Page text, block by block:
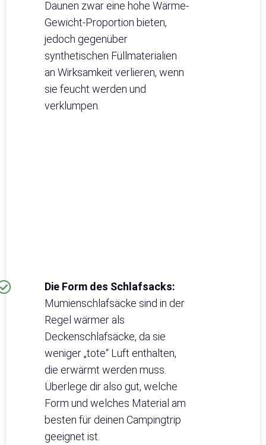
Daunen zwar eine hohe Wärme-
Gewicht-Proportion bieten,
jedoch gegenüber
synthetischen Füllmaterialien
an Wirksamkeit verlieren, wenn
sie feucht werden und
verklumpen.
Die Form des Schlafsacks:
Mumienschlafsäcke sind in der
Regel wärmer als
Deckenschlafsäcke, da sie
weniger „tote“ Luft enthalten,
die erwärmt werden muss.
Überlege dir also gut, welche
Form und welches Material am
besten für deinen Campingtrip
geeignet ist.